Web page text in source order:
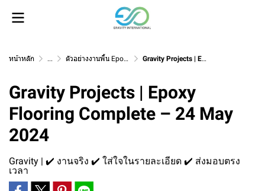
หน้าหลัก ... ตัวอย่างงานพื้น Epoxy Self Levelling Gravity Projects | Epoxy Flooring Complete – 24 May 2024
Gravity Projects | Epoxy
Flooring Complete – 24 May
2024
Gravity | ✔️ งานจริง ✔️ ใส่ใจในรายละเอียด ✔️ ส่งมอบตรง
เวลา